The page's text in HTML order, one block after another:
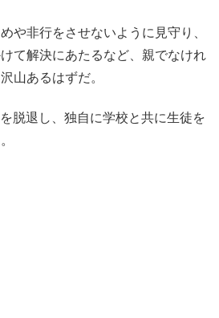
や非行をさせないように見守り、
て解決にあたるなど、親でなけれ
山あるはずだ。
脱退し、独自に学校と共に生徒を